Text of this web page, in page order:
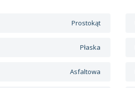
Prostokąt
Płaska
Asfaltowa